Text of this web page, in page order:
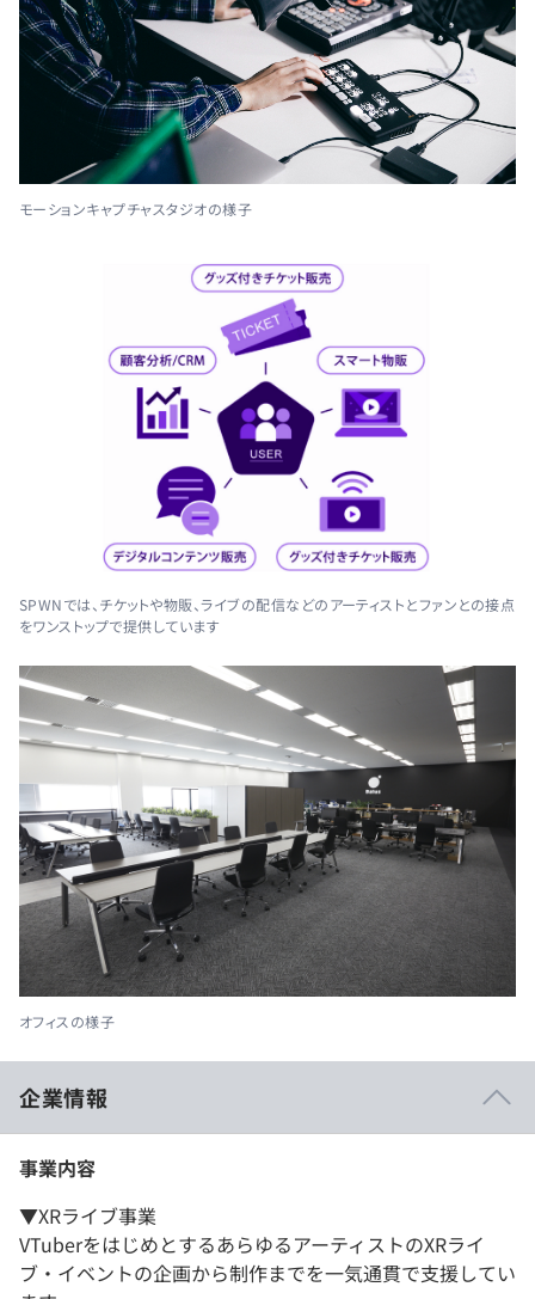
モーションキャプチャスタジオの様子
SPWNでは、チケットや物販、ライブの配信などのアーティストとファンとの接点
をワンストップで提供しています
オフィスの様子
企業情報
事業内容
▼XRライブ事業
VTuberをはじめとするあらゆるアーティストのXRライ
ブ・イベントの企画から制作までを一気通貫で支援してい